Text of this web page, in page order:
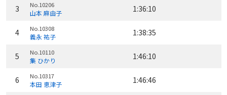
3 No.10206
山本 麻由子 1:36:10
4 No.10308
義永 祐子 1:38:35
5 No.10110
集 ひかり 1:46:10
6 No.10317
本田 恵津子 1:46:46